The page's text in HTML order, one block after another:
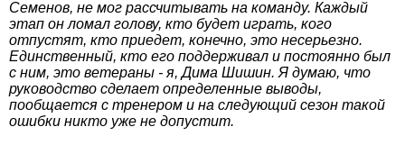
Семенов, не мог рассчитывать на команду. Каждый
этап он ломал голову, кто будет играть, кого
отпустят, кто приедет, конечно, это несерьезно.
Единственный, кто его поддерживал и постоянно был
с ним, это ветераны - я, Дима Шишин. Я думаю, что
руководство сделает определенные выводы,
пообщается с тренером и на следующий сезон такой
ошибки никто уже не допустит.